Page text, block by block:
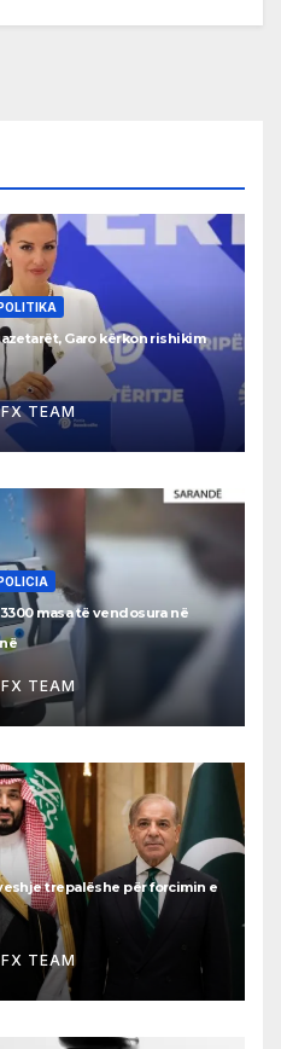
Garo kërkon rishikim
FX TEAM
masa të vendosura në
FX TEAM
trepalëshe për forcimin e
FX TEAM